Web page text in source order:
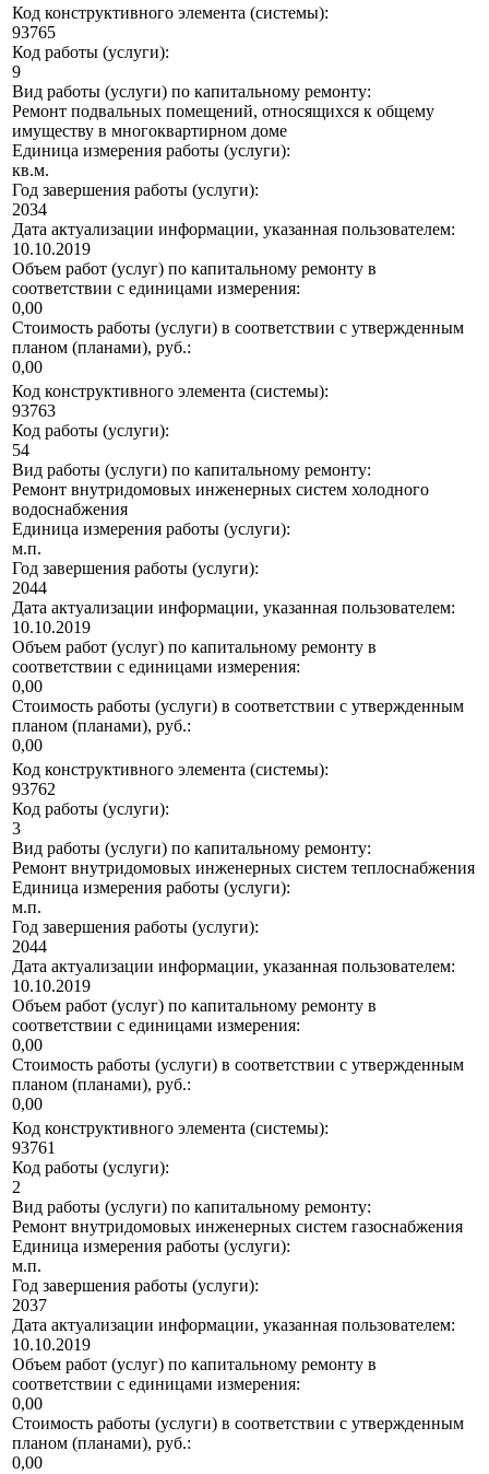
Код конструктивного элемента (системы):
93765
Код работы (услуги):
9
Вид работы (услуги) по капитальному ремонту:
Ремонт подвальных помещений, относящихся к общему
имуществу в многоквартирном доме
Единица измерения работы (услуги):
кв.м.
Год завершения работы (услуги):
2034
Дата актуализации информации, указанная пользователем:
10.10.2019
Объем работ (услуг) по капитальному ремонту в
соответствии с единицами измерения:
0,00
Стоимость работы (услуги) в соответствии с утвержденным
планом (планами), руб.:
0,00
Код конструктивного элемента (системы):
93763
Код работы (услуги):
54
Вид работы (услуги) по капитальному ремонту:
Ремонт внутридомовых инженерных систем холодного
водоснабжения
Единица измерения работы (услуги):
м.п.
Год завершения работы (услуги):
2044
Дата актуализации информации, указанная пользователем:
10.10.2019
Объем работ (услуг) по капитальному ремонту в
соответствии с единицами измерения:
0,00
Стоимость работы (услуги) в соответствии с утвержденным
планом (планами), руб.:
0,00
Код конструктивного элемента (системы):
93762
Код работы (услуги):
3
Вид работы (услуги) по капитальному ремонту:
Ремонт внутридомовых инженерных систем теплоснабжения
Единица измерения работы (услуги):
м.п.
Год завершения работы (услуги):
2044
Дата актуализации информации, указанная пользователем:
10.10.2019
Объем работ (услуг) по капитальному ремонту в
соответствии с единицами измерения:
0,00
Стоимость работы (услуги) в соответствии с утвержденным
планом (планами), руб.:
0,00
Код конструктивного элемента (системы):
93761
Код работы (услуги):
2
Вид работы (услуги) по капитальному ремонту:
Ремонт внутридомовых инженерных систем газоснабжения
Единица измерения работы (услуги):
м.п.
Год завершения работы (услуги):
2037
Дата актуализации информации, указанная пользователем:
10.10.2019
Объем работ (услуг) по капитальному ремонту в
соответствии с единицами измерения:
0,00
Стоимость работы (услуги) в соответствии с утвержденным
планом (планами), руб.:
0,00